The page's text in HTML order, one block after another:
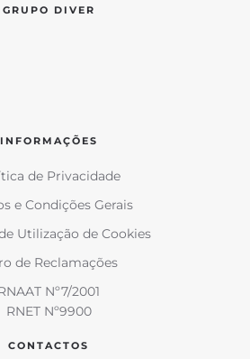
GRUPO DIVER
INFORMAÇÕES
de Privacidade
e Condições Gerais
Utilização de Cookies
de Reclamações
Nº7/2001
RNET Nº9900
CONTACTOS